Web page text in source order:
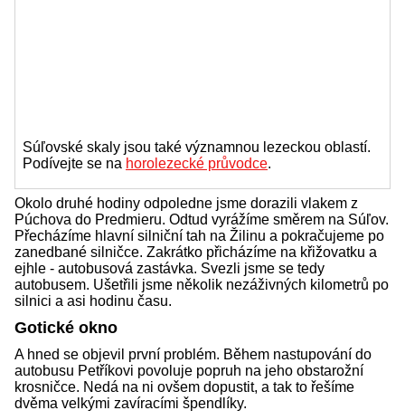
Súľovské skaly jsou také významnou lezeckou oblastí.
Podívejte se na horolezecké průvodce.
Okolo druhé hodiny odpoledne jsme dorazili vlakem z
Púchova do Predmieru. Odtud vyrážíme směrem na Súľov.
Přecházíme hlavní silniční tah na Žilinu a pokračujeme po
zanedbané silničce. Zakrátko přicházíme na křižovatku a
ejhle - autobusová zastávka. Svezli jsme se tedy
autobusem. Ušetřili jsme několik nezáživných kilometrů po
silnici a asi hodinu času.
Gotické okno
A hned se objevil první problém. Během nastupování do
autobusu Petříkovi povoluje popruh na jeho obstarožní
krosničce. Nedá na ni ovšem dopustit, a tak to řešíme
dvěma velkými zavíracími špendlíky.